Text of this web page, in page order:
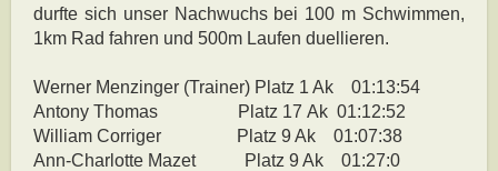
durfte sich unser Nachwuchs bei 100 m Schwimmen,
1km Rad fahren und 500m Laufen duellieren.
Werner Menzinger (Trainer) Platz 1 Ak 01:13:54
Antony Thomas Platz 17 Ak 01:12:52
William Corriger Platz 9 Ak 01:07:38
Ann-Charlotte Mazet Platz 9 Ak 01:27:0